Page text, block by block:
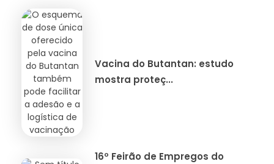
Vacina do Butantan: estudo
mostra proteç...
16º Feirão de Empregos do